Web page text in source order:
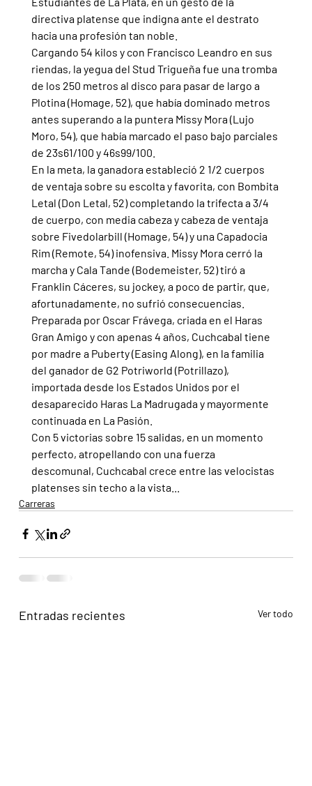
directiva platense que indigna ante el destrato
hacia una profesión tan noble.
Cargando 54 kilos y con Francisco Leandro en sus
riendas, la yegua del Stud Trigueña fue una tromba
de los 250 metros al disco para pasar de largo a
Plotina (Homage, 52), que había dominado metros
antes superando a la puntera Missy Mora (Lujo
Moro, 54), que había marcado el paso bajo parciales
de 23s61/100 y 46s99/100.
En la meta, la ganadora estableció 2 1/2 cuerpos
de ventaja sobre su escolta y favorita, con Bombita
Letal (Don Letal, 52) completando la trifecta a 3/4
de cuerpo, con media cabeza y cabeza de ventaja
sobre Fivedolarbill (Homage, 54) y una Capadocia
Rim (Remote, 54) inofensiva. Missy Mora cerró la
marcha y Cala Tande (Bodemeister, 52) tiró a
Franklin Cáceres, su jockey, a poco de partir, que,
afortunadamente, no sufrió consecuencias.
Preparada por Oscar Frávega, criada en el Haras
Gran Amigo y con apenas 4 años, Cuchcabal tiene
por madre a Puberty (Easing Along), en la familia
del ganador de G2 Potriworld (Potrillazo),
importada desde los Estados Unidos por el
desaparecido Haras La Madrugada y mayormente
continuada en La Pasión.
Con 5 victorias sobre 15 salidas, en un momento
perfecto, atropellando con una fuerza
descomunal, Cuchcabal crece entre las velocistas
platenses sin techo a la vista...
Carreras
Entradas recientes Ver todo